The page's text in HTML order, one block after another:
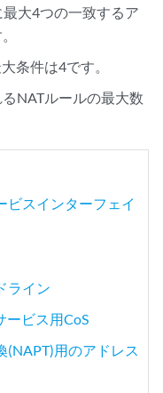
最大4つの一致するア
条件は4です。
NATルールの最大数
ビスインターフェイ
ライン
ービス用CoS
(NAPT)用のアドレス